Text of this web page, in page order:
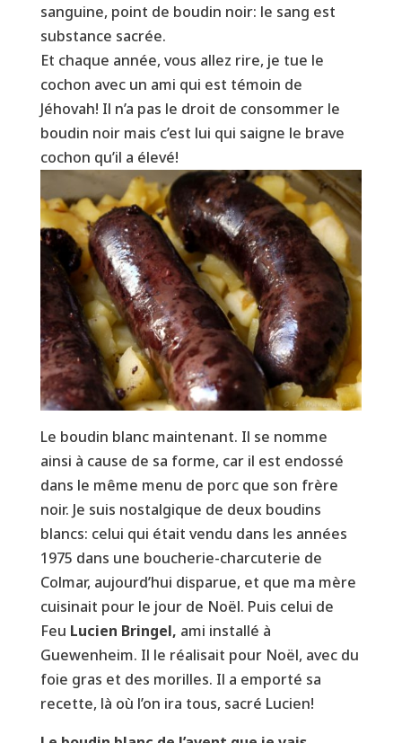
sanguine, point de boudin noir: le sang est
substance sacrée.
Et chaque année, vous allez rire, je tue le
cochon avec un ami qui est témoin de
Jéhovah! Il n’a pas le droit de consommer le
boudin noir mais c’est lui qui saigne le brave
cochon qu’il a élevé!
Le boudin blanc maintenant. Il se nomme
ainsi à cause de sa forme, car il est endossé
dans le même menu de porc que son frère
noir. Je suis nostalgique de deux boudins
blancs: celui qui était vendu dans les années
1975 dans une boucherie-charcuterie de
Colmar, aujourd’hui disparue, et que ma mère
cuisinait pour le jour de Noël. Puis celui de
Feu Lucien Bringel, ami installé à
Guewenheim. Il le réalisait pour Noël, avec du
foie gras et des morilles. Il a emporté sa
recette, là où l’on ira tous, sacré Lucien!